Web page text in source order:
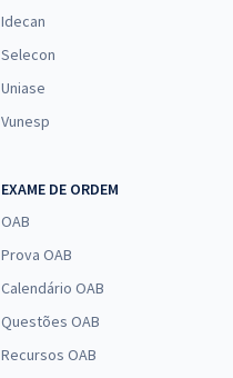
Idecan
Selecon
Uniase
Vunesp
EXAME DE ORDEM
OAB
Prova OAB
Calendário OAB
Questões OAB
Recursos OAB